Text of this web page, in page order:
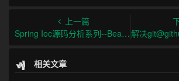
上一篇
Spring Ioc源码分析系列--Bean实例化过程(二)
解决git@github.com: Permission denied
相关文章